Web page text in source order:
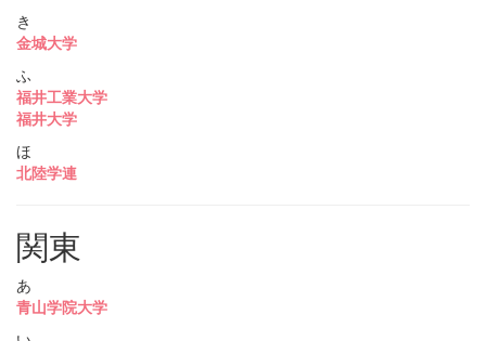
き
金城大学
ふ
福井工業大学
福井大学
ほ
北陸学連
関東
あ
青山学院大学